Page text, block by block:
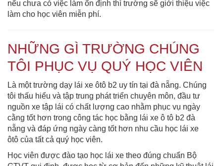
nếu chưa có việc làm ổn định thì trường sẽ giới thiệu việc
làm cho học viên miễn phí.
NHỮNG GÌ TRƯỜNG CHÚNG
TÔI PHỤC VỤ QUÝ HỌC VIÊN
Là một trường dạy lái xe ôtô b2 uy tín tại đà nẵng. Chúng
tôi thấu hiểu và tập trung phát triển chuyên môn, đầu tư
nguồn xe tập lái có chất lượng cao nhằm phục vụ ngày
cằng tốt hơn trong công tác học bằng lái xe ô tô b2 đà
nẵng và đáp ứng ngày càng tốt hơn nhu cầu học lái xe
ôtô của tất cả quý học viên.
Học viên được đào tạo học lái xe theo đúng chuẩn Bộ